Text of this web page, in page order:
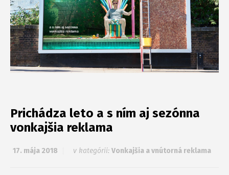
Prichádza leto a s ním aj sezónna
vonkajšia reklama
17. mája 2018 v kategórii: Vonkajšia a vnútorná reklama